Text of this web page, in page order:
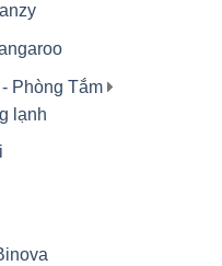
Phòng Tắm
lạnh